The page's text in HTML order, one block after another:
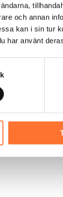
och annan
kan i sin tur
har använt